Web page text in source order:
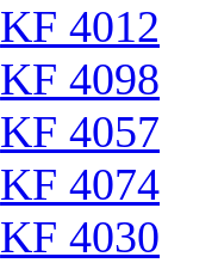
KF 4012
KF 4098
KF 4057
KF 4074
KF 4030